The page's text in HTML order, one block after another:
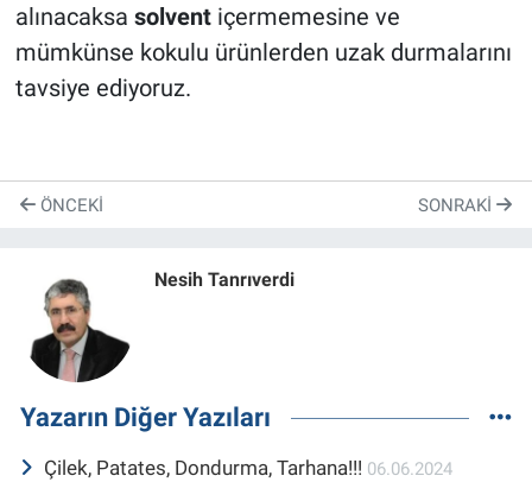
alınacaksa solvent içermemesine ve
mümkünse kokulu ürünlerden uzak durmalarını
tavsiye ediyoruz.
ÖNCEKI SONRAKI
Nesih Tanrıverdi
Yazarın Diğer Yazıları
Çilek, Patates, Dondurma, Tarhana!!! 06.06.2024